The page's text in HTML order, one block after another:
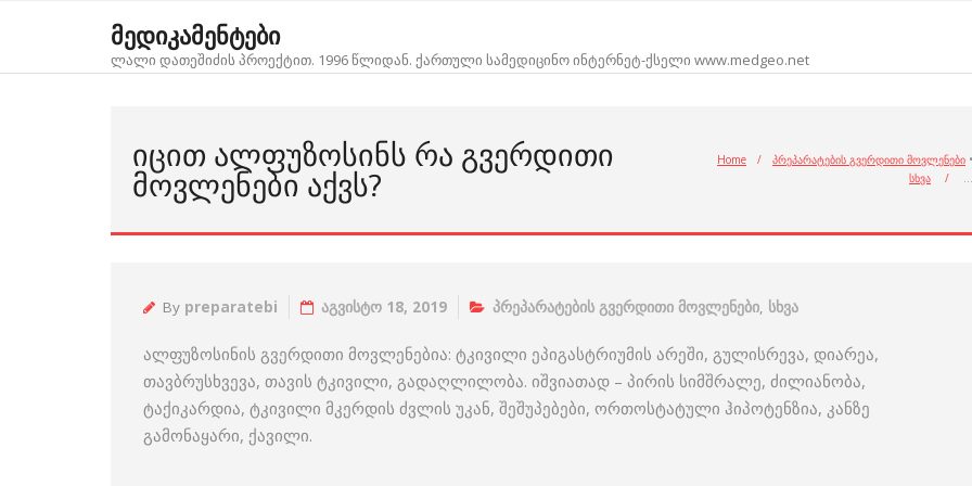
მედიკამენტები
ლალი დათეშიძის პროექტით. 1996 წლიდან. ქართული სამედიცინო ინტერნეტ-ქსელი www.medgeo.net
ᲘᲪᲘᲗ ᲐᲚᲤᲣᲖᲝᲡᲘᲜᲡ ᲠᲐ ᲒᲕᲔᲠᲓᲘᲗᲘ
ᲛᲝᲕᲚᲔᲜᲔᲑᲘ ᲐᲥᲕᲡ?
Home / პრეპარატების გვერდითი მოვლენები •
სხვა
/ …
By preparatebi აგვისტო 18, 2019 პრეპარატების გვერდითი მოვლენები, სხვა
ალფუზოსინის გვერდითი მოვლენებია: ტკივილი ეპიგასტრიუმის არეში, გულისრევა, დიარეა,
თავბრუსხვევა, თავის ტკივილი, გადაღლილობა. იშვიათად – პირის სიმშრალე, ძილიანობა,
ტაქიკარდია, ტკივილი მკერდის ძვლის უკან, შეშუპებები, ორთოსტატული ჰიპოტენზია, კანზე
გამონაყარი, ქავილი.